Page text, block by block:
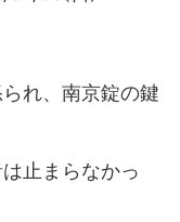
れ、南京錠の鍵
止まらなかっ